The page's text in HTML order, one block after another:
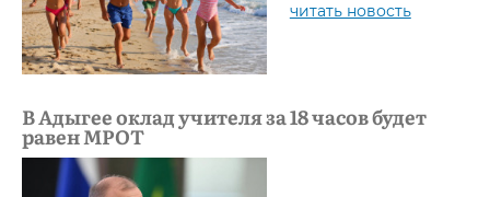
читать новость
В Адыгее оклад учителя за 18 часов будет
равен МРОТ